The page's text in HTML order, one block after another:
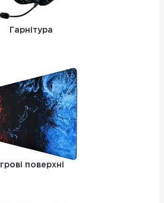
Гарнітура
Ігрові поверхні